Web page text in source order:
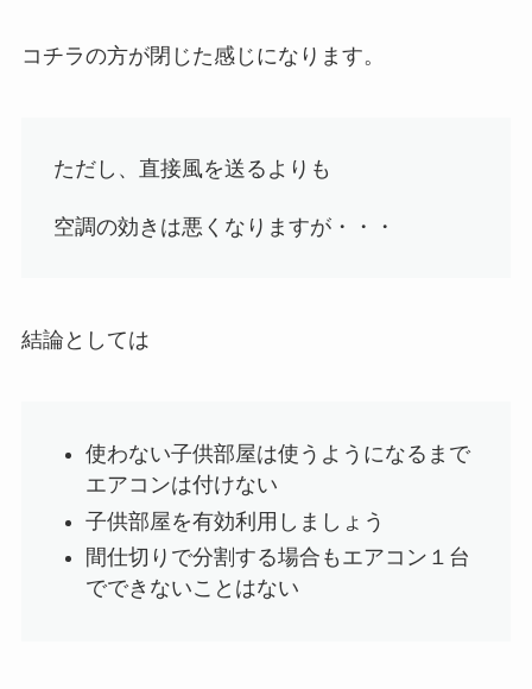
コチラの方が閉じた感じになります。
ただし、直接風を送るよりも
空調の効きは悪くなりますが・・・
結論としては
使わない子供部屋は使うようになるまで
エアコンは付けない
子供部屋を有効利用しましょう
間仕切りで分割する場合もエアコン１台
でできないことはない